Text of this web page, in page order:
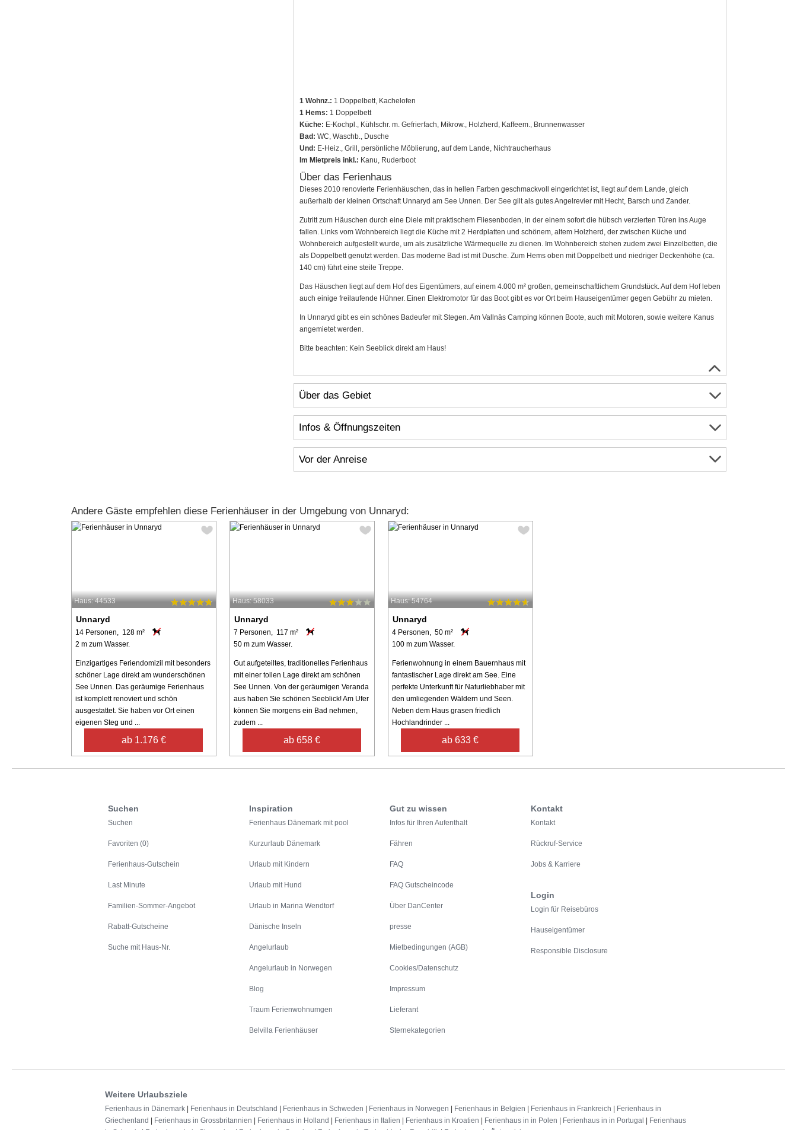
1 Wohnz.: 1 Doppelbett, Kachelofen
1 Hems: 1 Doppelbett
Küche: E-Kochpl., Kühlschr. m. Gefrierfach, Mikrow., Holzherd, Kaffeem., Brunnenwasser
Bad: WC, Waschb., Dusche
Und: E-Heiz., Grill, persönliche Möblierung, auf dem Lande, Nichtraucherhaus
Im Mietpreis inkl.: Kanu, Ruderboot
Über das Ferienhaus
Dieses 2010 renovierte Ferienhäuschen, das in hellen Farben geschmackvoll eingerichtet ist, liegt auf dem Lande, gleich
außerhalb der kleinen Ortschaft Unnaryd am See Unnen. Der See gilt als gutes Angelrevier mit Hecht, Barsch und Zander.
Zutritt zum Häuschen durch eine Diele mit praktischem Fliesenboden, in der einem sofort die hübsch verzierten Türen ins Auge
fallen. Links vom Wohnbereich liegt die Küche mit 2 Herdplatten und schönem, altem Holzherd, der zwischen Küche und
Wohnbereich aufgestellt wurde, um als zusätzliche Wärmequelle zu dienen. Im Wohnbereich stehen zudem zwei Einzelbetten, die
als Doppelbett genutzt werden. Das moderne Bad ist mit Dusche. Zum Hems oben mit Doppelbett und niedriger Deckenhöhe (ca.
140 cm) führt eine steile Treppe.
Das Häuschen liegt auf dem Hof des Eigentümers, auf einem 4.000 m² großen, gemeinschaftlichem Grundstück. Auf dem Hof leben
auch einige freilaufende Hühner. Einen Elektromotor für das Boot gibt es vor Ort beim Hauseigentümer gegen Gebühr zu mieten.
In Unnaryd gibt es ein schönes Badeufer mit Stegen. Am Vallnäs Camping können Boote, auch mit Motoren, sowie weitere Kanus
angemietet werden.
Bitte beachten: Kein Seeblick direkt am Haus!
Über das Gebiet
Infos & Öffnungszeiten
Vor der Anreise
Andere Gäste empfehlen diese Ferienhäuser in der Umgebung von Unnaryd:
Haus: 44533
Unnaryd
14 Personen, 128 m²
2 m zum Wasser.
Einzigartiges Feriendomizil mit besonders
schöner Lage direkt am wunderschönen
See Unnen. Das geräumige Ferienhaus
ist komplett renoviert und schön
ausgestattet. Sie haben vor Ort einen
eigenen Steg und ...
ab 1.176 €
Haus: 58033
Unnaryd
7 Personen, 117 m²
50 m zum Wasser.
Gut aufgeteiltes, traditionelles Ferienhaus
mit einer tollen Lage direkt am schönen
See Unnen. Von der geräumigen Veranda
aus haben Sie schönen Seeblick! Am Ufer
können Sie morgens ein Bad nehmen,
zudem ...
ab 658 €
Haus: 54764
Unnaryd
4 Personen, 50 m²
100 m zum Wasser.
Ferienwohnung in einem Bauernhaus mit
fantastischer Lage direkt am See. Eine
perfekte Unterkunft für Naturliebhaber mit
den umliegenden Wäldern und Seen.
Neben dem Haus grasen friedlich
Hochlandrinder ...
ab 633 €
Suchen
Suchen
Favoriten (0)
Ferienhaus-Gutschein
Last Minute
Familien-Sommer-Angebot
Rabatt-Gutscheine
Suche mit Haus-Nr.
Inspiration
Ferienhaus Dänemark mit pool
Kurzurlaub Dänemark
Urlaub mit Kindern
Urlaub mit Hund
Urlaub in Marina Wendtorf
Dänische Inseln
Angelurlaub
Angelurlaub in Norwegen
Blog
Traum Ferienwohnumgen
Belvilla Ferienhäuser
Gut zu wissen
Infos für Ihren Aufenthalt
Fähren
FAQ
FAQ Gutscheincode
Über DanCenter
presse
Mietbedingungen (AGB)
Cookies/Datenschutz
Impressum
Lieferant
Sternekategorien
Kontakt
Kontakt
Rückruf-Service
Jobs & Karriere
Login
Login für Reisebüros
Hauseigentümer
Responsible Disclosure
Weitere Urlaubsziele
Ferienhaus in Dänemark Ferienhaus in Deutschland Ferienhaus in Schweden Ferienhaus in Norwegen Ferienhaus in Belgien Ferienhaus in Frankreich
Ferienhaus in
Griechenland
Ferienhaus in Grossbritannien Ferienhaus in Holland Ferienhaus in Italien Ferienhaus in Kroatien Ferienhaus in in Polen Ferienhaus in in Portugal
Ferienhaus